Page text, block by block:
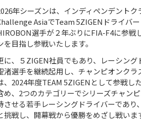
年シーズンは、インディペンデントク
AsiaでTeam 5ZIGENドライバ
選手が２年ぶりにFIA-F4に参戦
を目指し参戦いたします。
に、５ZIGEN社員でもあり、レーシング
渚選手を継続起用し、チャンピオンク
、2024年度TEAM 5ZIGENとして参戦し
め、2つのカテゴリーでシリーズチャン
させる若手レーシングドライバーであり
挑戦し、開幕戦から優勝をめざし戦いま